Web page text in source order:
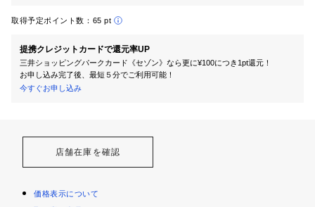
取得予定ポイント数： 65 pt
提携クレジットカードで還元率UP
三井ショッピングパークカード《セゾン》なら更に¥100につき1pt還元！
お申し込み完了後、最短５分でご利用可能！
今すぐお申し込み
店舗在庫を確認
価格表示について